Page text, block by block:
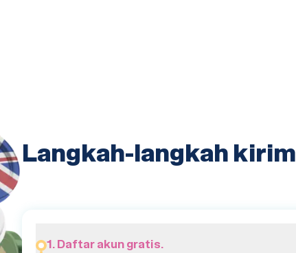
Langkah-langkah kirim
1. Daftar akun gratis.